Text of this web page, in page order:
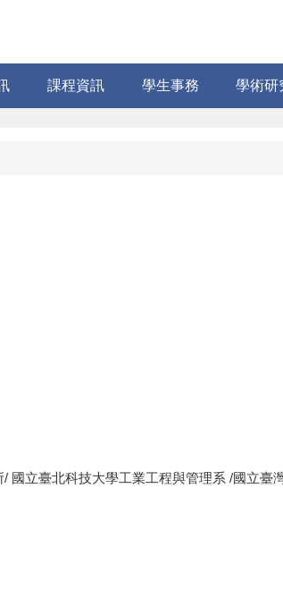
課程資訊 學生事務 學術研
國立臺北科技大學工業工程與管理系 /國立臺